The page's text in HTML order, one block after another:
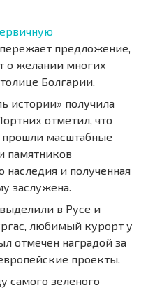
предложение,
о желании многих
Болгарии.
истории» получила
отметил, что
прошли масштабные
памятников
наследия и полученная
заслужена.
в Русе и
любимый курорт у
отмечен наградой за
проекты.
самого зеленого